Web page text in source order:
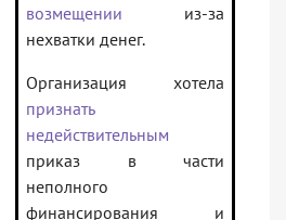
возмещении из-за
нехватки денег.
Организация хотела
признать
недействительным
приказ в части
неполного
финансирования и